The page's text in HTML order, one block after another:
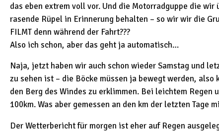
das eben extrem voll vor. Und die Motorradguppe die
rasende Rüpel in Erinnerung behalten – so wir wir die
FILMT denn während der Fahrt???
Also ich schon, aber das geht ja automatisch…
Naja, jetzt haben wir auch schon wieder Samstag und
zu sehen ist – die Böcke müssen ja bewegt werden, also
den Berg des Windes zu erklimmen. Bei leichtem Regen
100km. Was aber gemessen an den km der letzten Tage
Der Wetterbericht für morgen ist eher auf Regen